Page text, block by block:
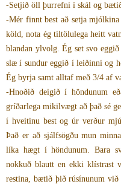
-Setjið öll þurrefni í skál og
-Mér finnt best að setja
köld, nota ég tiltölulega heitt
blandan ylvolg. Ég set svo
slæ í sundur eggið í leiðinni og
Ég byrja samt alltaf með 3/4 af
-Hnoðið deigið í höndunum
gríðarlega mikilvægt að það sé
í hveitinu best og úr verður
Það er að sjálfsögðu mun
líka hægt í höndunum. Bara
nokkuð blautt en ekki klístrast
restina, bætið þið rúsínunum